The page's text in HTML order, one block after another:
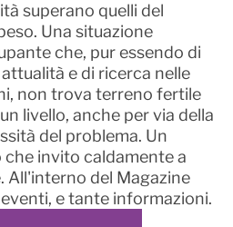
superano quelli del
Una situazione
che, pur essendo di
e di ricerca nelle
non trova terreno fertile
livello, anche per via della
del problema. Un
invito caldamente a
All'interno del Magazine
e tante informazioni.